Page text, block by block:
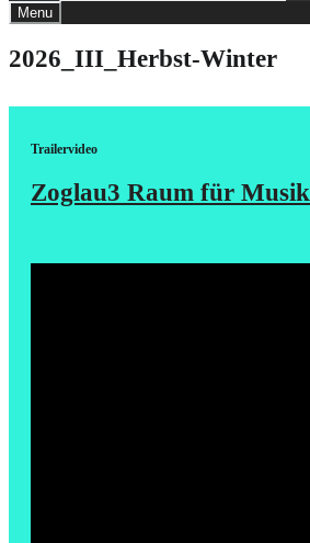
Menu
2026_III_Herbst-Winter
Trailervideo
Zoglau3 Raum für Musik